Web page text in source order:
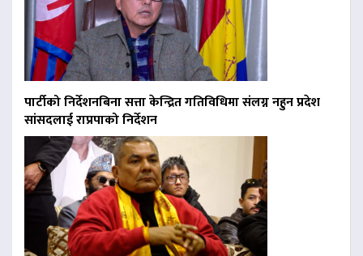
पार्टीको निर्देशनबिना सत्ता केन्द्रित गतिविधिमा संलग्न नहुन प्रदेश
सांसदलाई राप्रपाको निर्देशन